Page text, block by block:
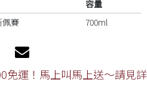
容量
佩賽 700ml
免運！馬上叫馬上送～請見詳